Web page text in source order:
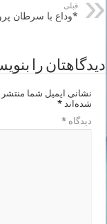
قبلی
*وداع با سرطان
دیدگاهتان را
نشانی ایمیل شما
شده‌اند*
دیدگاه*